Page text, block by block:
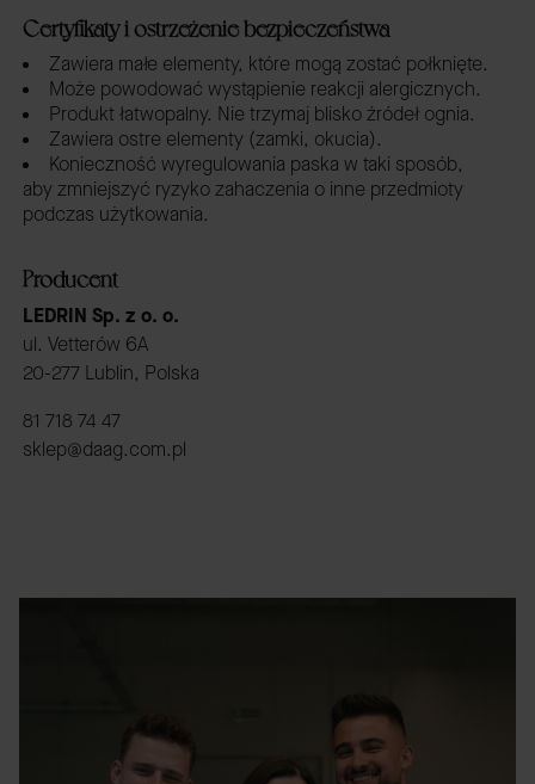
Certyfikaty i ostrzeżenie bezpieczeństwa
Zawiera małe elementy, które mogą zostać połknięte.
Może powodować wystąpienie reakcji alergicznych.
Produkt łatwopalny. Nie trzymaj blisko źródeł ognia.
Zawiera ostre elementy (zamki, okucia).
Konieczność wyregulowania paska w taki sposób,
aby zmniejszyć ryzyko zahaczenia o inne przedmioty
podczas użytkowania.
Producent
LEDRIN Sp. z o. o.
ul. Vetterów 6A
20-277 Lublin, Polska
81 718 74 47
sklep@daag.com.pl